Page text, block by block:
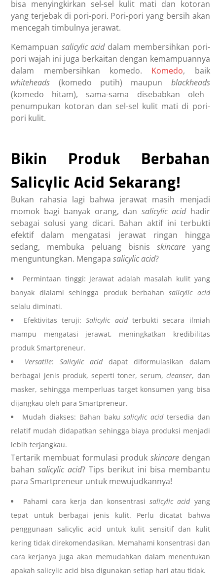
bisa menyingkirkan sel-sel kulit mati dan kotoran
yang terjebak di pori-pori. Pori-pori yang bersih akan
mencegah timbulnya jerawat.
Kemampuan salicylic aciddalam membersihkan pori-
pori wajah ini juga berkaitan dengan kemampuannya
dalam membersihkan komedo. Komedo, baik
whiteheads (komedo putih) maupun blackheads
(komedo hitam), sama-sama disebabkan oleh
penumpukan kotoran dan sel-sel kulit mati di pori-
pori kulit.
Bikin Produk Berbahan
Salicylic Acid Sekarang!
Bukan rahasia lagi bahwa jerawat masih menjadi
momok bagi banyak orang, dan salicylic acidhadir
sebagai solusi yang dicari. Bahan aktif ini terbukti
efektif dalam mengatasi jerawat ringan hingga
sedang, membuka peluang bisnis skincareyang
menguntungkan. Mengapasalicylic acid?
Permintaan tinggi: Jerawat adalah masalah kulit yang
banyak dialami sehingga produk berbahansalicylic acid
selalu diminati.
Efektivitas teruji:Salicylic acidterbukti secara ilmiah
mampu mengatasi jerawat, meningkatkan kredibilitas
produk Smartpreneur.
Versatile:Salicylic aciddapat diformulasikan dalam
berbagai jenis produk, seperti toner, serum,cleanser, dan
masker, sehingga memperluas target konsumen yang bisa
dijangkau oleh para Smartpreneur.
Mudah diakses: Bahan bakusalicylic acidtersedia dan
relatif mudah didapatkan sehingga biaya produksi menjadi
lebih terjangkau.
Tertarik membuat formulasi produk skincaredengan
bahansalicylic acid? Tips berikut ini bisa membantu
para Smartpreneur untuk mewujudkannya!
Pahami cara kerja dan konsentrasisalicylic acidyang
tepat untuk berbagai jenis kulit. Perlu dicatat bahwa
penggunaan salicylic acid untuk kulit sensitif dan kulit
kering tidak direkomendasikan. Memahami konsentrasi dan
cara kerjanya juga akan memudahkan dalam menentukan
apakah salicylic acid bisa digunakan setiap hariatau tidak.